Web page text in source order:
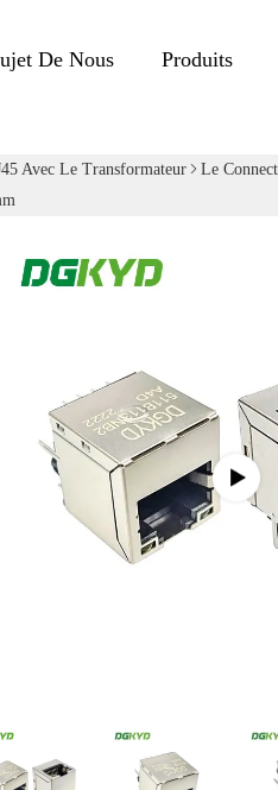
De Nous Produits
Avec Le Transformateur
Le